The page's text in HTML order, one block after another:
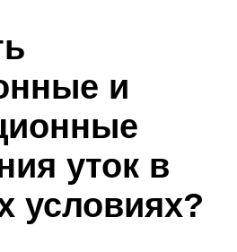
и
уток в
условиях?